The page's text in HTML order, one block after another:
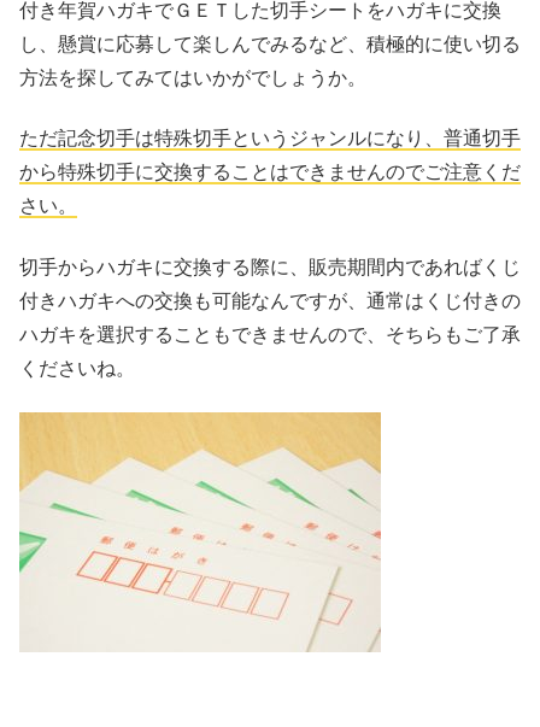
付き年賀ハガキでＧＥＴした切手シートをハガキに交換
し、懸賞に応募して楽しんでみるなど、積極的に使い切る
方法を探してみてはいかがでしょうか。
ただ記念切手は特殊切手というジャンルになり、普通切手
から特殊切手に交換することはできませんのでご注意くだ
さい。
切手からハガキに交換する際に、販売期間内であればくじ
付きハガキへの交換も可能なんですが、通常はくじ付きの
ハガキを選択することもできませんので、そちらもご了承
くださいね。